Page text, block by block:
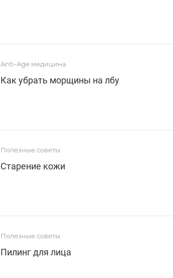
Anti-Age медицина
Как убрать морщины на лбу
Полезные советы
Старение кожи
Полезные советы
Пилинг для лица